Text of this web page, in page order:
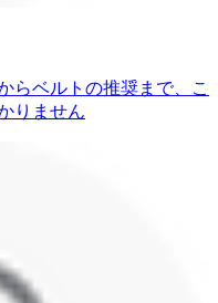
らベルトの推奨まで、こ
りません